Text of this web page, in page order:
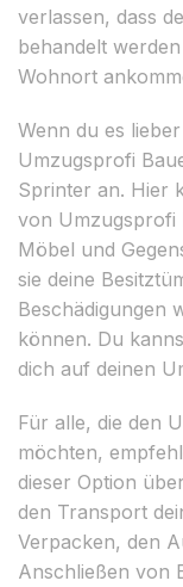
verlassen, dass
behandelt
Wohnort
Wenn du es
Umzugsprofi
Sprinter an. Hier
von Umzugsprofi
Möbel und
sie deine
Beschädigungen
können. Du
dich auf deinen
Für alle, die den
möchten,
dieser Option
den Transport
Verpacken, den
Anschließen von